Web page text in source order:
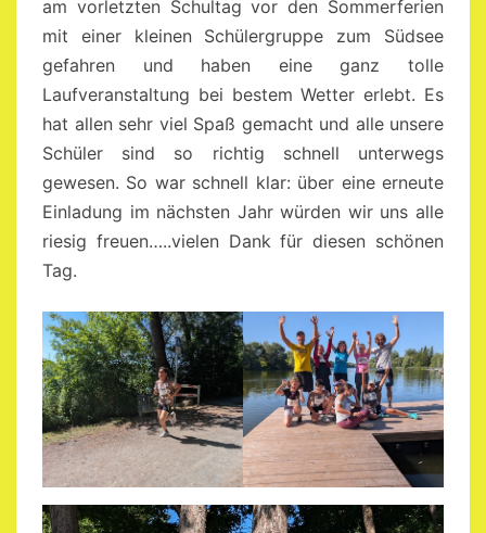
am vorletzten Schultag vor den Sommerferien
mit einer kleinen Schülergruppe zum Südsee
gefahren und haben eine ganz tolle
Laufveranstaltung bei bestem Wetter erlebt. Es
hat allen sehr viel Spaß gemacht und alle unsere
Schüler sind so richtig schnell unterwegs
gewesen. So war schnell klar: über eine erneute
Einladung im nächsten Jahr würden wir uns alle
riesig freuen…..vielen Dank für diesen schönen
Tag.